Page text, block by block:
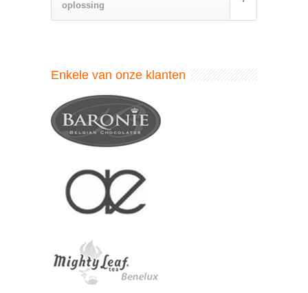
oplossing
Enkele van onze klanten